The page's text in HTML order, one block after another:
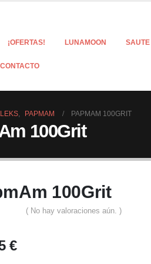
¡OFERTAS! LUNAMOON
CONTACTO
, PAPMAM PAPMAM 100GRIT
100Grit
100Grit
( No hay valoraciones aún. )
€